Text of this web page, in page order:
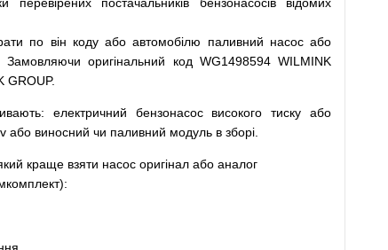
по він коду або автомобілю паливний насос або
Замовляючи оригінальний код WG1498594 WILMINK
GROUP.
: електричний бензонасос високого тиску
або
або виносний чи паливний модуль в зборі
краще взяти насос оригінал або аналог
):